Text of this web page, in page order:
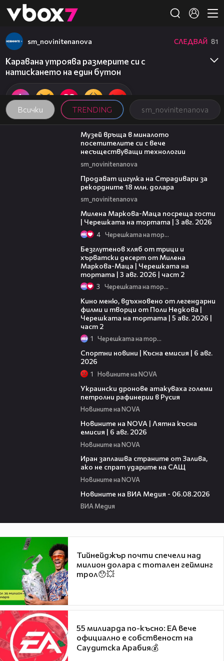
👾
Всички TRENDING sm_novinitenanova
sm_novinitenanova СЛЕДВАЙ 81
Каравана утроява размерите си с
натискането на един бутон
01:15
Музей връща в миналото
посетителите си с вече
несъществуващи технологии
sm_novinitenanova
Продават цигулка на Страдивари за
рекордните 18 млн. долара
sm_novinitenanova
Милена Маркова-Маца посреща гости
| Черешката на тортата | 3 авг. 2026
4 Черешката на тортата
Безглутенов хляб от трици и
хърватски десерт от Милена
Маркова-Маца | Черешката на
тортата | 3 авг. 2026 | част 2
3 Черешката на тортата
Кино меню, вдъхновено от легендарни
филми и творци от Поли Недкова |
Черешката на тортата | 5 авг. 2026 |
част 2
1 Черешката на тортата
Спортни новини | Късна емисия | 6 авг.
2026
1 Новините на NOVA
Украински дронове атакуваха големи
петролни рафинерии в Русия
Новините на NOVA
Новините на NOVA | Лятна късна
емисия | 6 авг. 2026
Новините на NOVA
Иран заплашва страните от Залива,
ако не спрат ударите на САЩ
Новините на NOVA
Новините на ВИА Медия - 06.08.2026
ВИА Медия
Тийнейджър почти спечели над
милион долара с тотален гейминг
трол😯💥
55 милиарда по-късно: EA вече
официално е собственост на
Саудитска Арабия💰